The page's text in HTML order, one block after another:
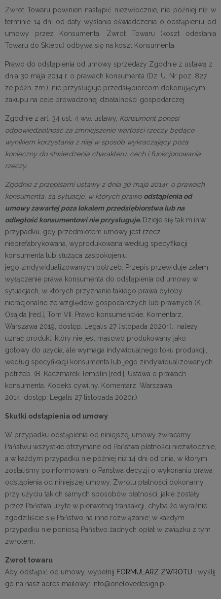
Zwrot Towaru powinien nastąpić niezwłocznie, nie później niż w
terminie 14 dni od daty wysłania oświadczenia o odstąpieniu od
umowy przez Konsumenta. Zwrot Towaru (koszt odesłania
Towaru do Sklepu) odbywa się na koszt Konsumenta.
Prawo do odstąpienia od umowy sprzedaży Zgodnie z ustawą z
dnia 30 maja 2014 r. o prawach konsumenta (Dz. U. Nr poz. 827
ze późn. zm.), nie przysługuje przedsiębiorcom dokonującym
zakupu na cele prowadzonej działalności gospodarczej.
Zgodnie z art. 34 ust. 4 ww. ustawy, Konsument ponosi
odpowiedzialność za zmniejszenie wartości rzeczy będące
wynikiem korzystania z niej w sposób wykraczający poza
konieczny do stwierdzenia charakteru, cech i funkcjonowania
rzeczy.
Zgodnie z przepisami ustawy z dnia 30 maja 2014r. o prawach
konsumenta, są sytuacje, w których prawo odstąpienia od
umowy zawartej poza lokalem przedsiębiorstwa lub na
odległość konsumentowi nie przysługuje. Dzieje się tak m.in.w
przypadku, gdy przedmiotem umowy jest rzecz
nieprefabrykowana, wyprodukowana według specyfikacji
konsumenta lub służąca zaspokojeniu
jego zindywidualizowanych potrzeb. Przepis przewiduje zatem
wyłączenie prawa konsumenta do odstąpienia od umowy w
sytuacjach, w których przyznanie takiego prawa byłoby
nieracjonalne ze względów gospodarczych lub prawnych (K.
Osajda [red.], Tom VII. Prawo konsumenckie. Komentarz,
Warszawa 2019, dostęp: Legalis 27 listopada 2020r.). należy
uznać produkt, który nie jest masowo produkowany jako
gotowy do użycia, ale wymaga indywidualnego toku produkcji,
według specyfikacji konsumenta lub jego zindywidualizowanych
potrzeb. (B. Kaczmarek-Templin [red.], Ustawa o prawach
konsumenta. Kodeks cywilny. Komentarz. Warszawa
2014, dostęp: Legalis 27 listopada 2020r.).
Skutki odstąpienia od umowy
W przypadku odstąpienia od niniejszej umowy zwracamy
Państwu wszystkie otrzymane od Państwa płatności niezwłocznie,
a w każdym przypadku nie później niż 14 dni od dnia, w którym
zostaliśmy poinformowani o Państwa decyzji o wykonaniu prawa
odstąpienia od niniejszej umowy. Zwrotu płatności dokonamy
przy użyciu takich samych sposobów płatności, jakie zostały
przez Państwa użyte w pierwotnej transakcji, chyba że wyraźnie
zgodziliście się Państwo na inne rozwiązanie; w każdym
przypadku nie poniosą Państwo żadnych opłat w związku z tym
zwrotem.
Zwrot towaru
Aby odstąpić od umowy, wypełnij FORMULARZ ZWROTU i wyślij
go na nasz adres mailowy: info@onelovedesign.pl